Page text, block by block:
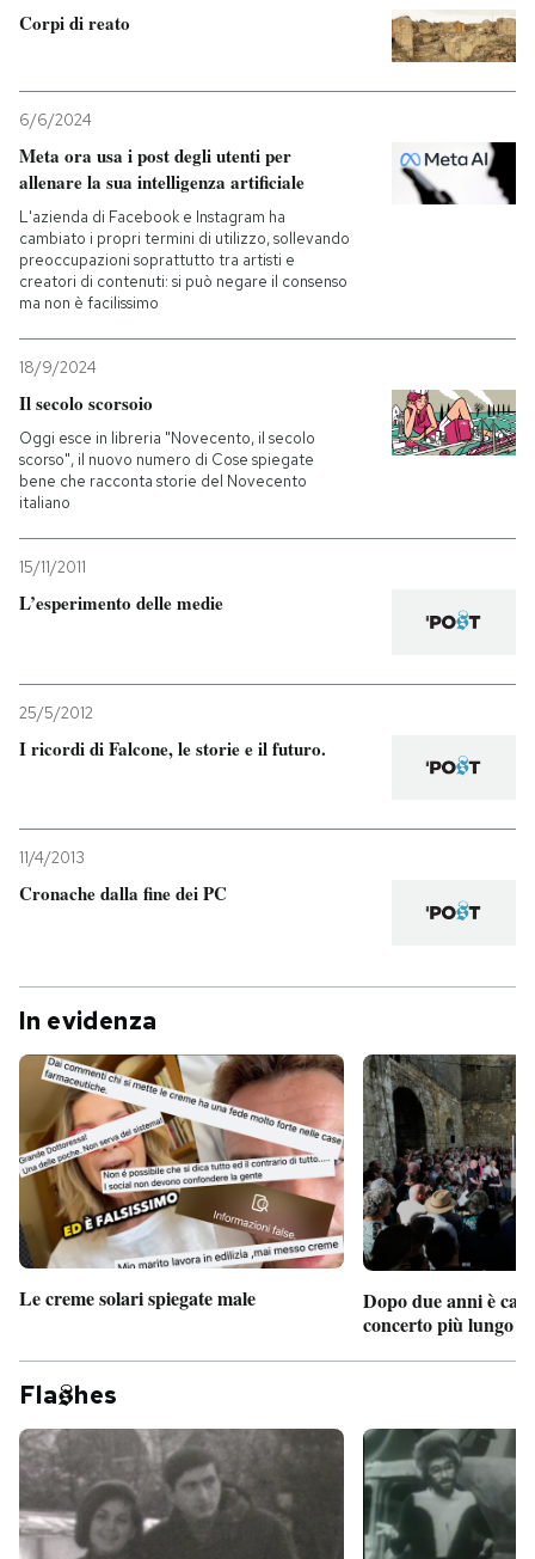
Corpi di reato
6/6/2024
Meta ora usa i post degli utenti per
allenare la sua intelligenza artificiale
L'azienda di Facebook e Instagram ha
cambiato i propri termini di utilizzo, sollevando
preoccupazioni soprattutto tra artisti e
creatori di contenuti: si può negare il consenso
ma non è facilissimo
18/9/2024
Il secolo scorsoio
Oggi esce in libreria "Novecento, il secolo
scorso", il nuovo numero di Cose spiegate
bene che racconta storie del Novecento
italiano
15/11/2011
L’esperimento delle medie
25/5/2012
I ricordi di Falcone, le storie e il futuro.
11/4/2013
Cronache dalla fine dei PC
In evidenza
Le creme solari spiegate male
Dopo due anni è
concerto più lungo
Fla hes